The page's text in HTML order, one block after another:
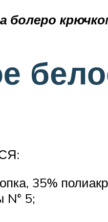
болеро
35%
N° 5;